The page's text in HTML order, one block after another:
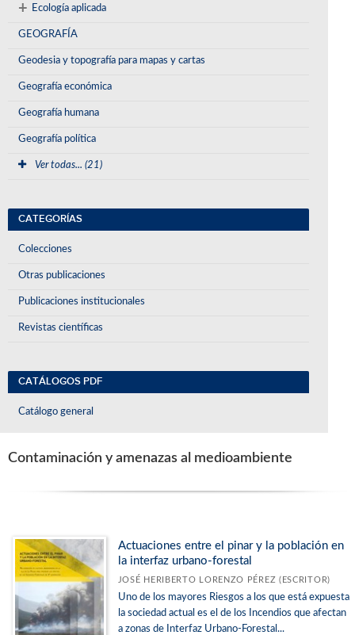
+ Ecología aplicada
GEOGRAFÍA
Geodesia y topografía para mapas y cartas
Geografía económica
Geografía humana
Geografía política
Ver todas... (21)
CATEGORÍAS
Colecciones
Otras publicaciones
Publicaciones institucionales
Revistas científicas
CATÁLOGOS PDF
Catálogo general
Contaminación y amenazas al medioambiente
Actuaciones entre el pinar y la población en
la interfaz urbano-forestal
JOSÉ HERIBERTO LORENZO PÉREZ (ESCRITOR)
Uno de los mayores Riesgos a los que está expuesta
la sociedad actual es el de los Incendios que afectan
a zonas de Interfaz Urbano-Forestal...